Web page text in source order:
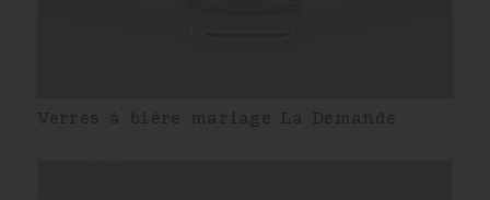
Verres à bière mariage La Demande